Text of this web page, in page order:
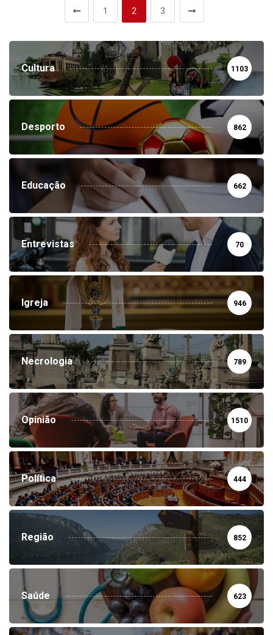
1 2 3
Cultura 1103
Desporto 862
Educação 662
Entrevistas 70
Igreja 946
Necrologia 789
Opinião 1510
Política 444
Região 852
Saúde 623